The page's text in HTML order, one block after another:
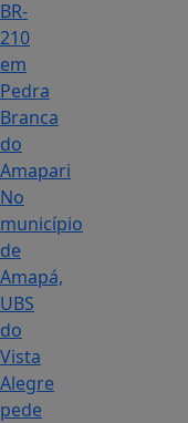
BR-
210
em
Pedra
Branca
do
Amapari
No
município
de
Amapá,
UBS
do
Vista
Alegre
pede